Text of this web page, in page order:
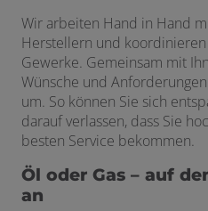
Wir arbeiten Hand in Hand
Herstellern und
Gewerke. Gemeinsam mit
Wünsche und
um. So können Sie sich
darauf verlassen, dass Sie
besten Service bekommen.
Öl oder Gas – auf
an